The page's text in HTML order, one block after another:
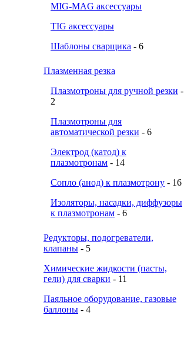
MIG-MAG аксессуары
TIG аксессуары
Шаблоны сварщика - 6
Плазменная резка
Плазмотроны для ручной резки -
2
Плазмотроны для
автоматической резки - 6
Электрод (катод) к
плазмотронам - 14
Сопло (анод) к плазмотрону - 16
Изоляторы, насадки, диффузоры
к плазмотронам - 6
Редукторы, подогреватели,
клапаны - 5
Химические жидкости (пасты,
гели) для сварки - 11
Паяльное оборудование, газовые
баллоны - 4